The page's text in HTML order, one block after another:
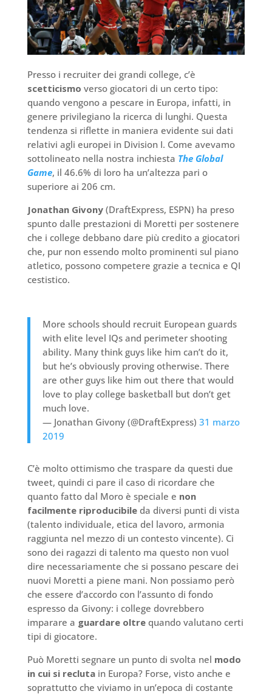
Presso i recruiter dei grandi college, c’è
scetticismo verso giocatori di un certo tipo:
quando vengono a pescare in Europa, infatti, in
genere privilegiano la ricerca di lunghi. Questa
tendenza si riflette in maniera evidente sui dati
relativi agli europei in Division I. Come avevamo
sottolineato nella nostra inchiesta The Global
Game, il 46.6% di loro ha un’altezza pari o
superiore ai 206 cm.
Jonathan Givony(DraftExpress, ESPN) ha preso
spunto dalle prestazioni di Moretti per sostenere
che i college debbano dare più credito a giocatori
che, pur non essendo molto prominenti sul piano
atletico, possono competere grazie a tecnica e QI
cestistico.
More schools should recruit European guards
with elite level IQs and perimeter shooting
ability. Many think guys like him can’t do it,
but he’s obviously proving otherwise. There
are other guys like him out there that would
love to play college basketball but don’t get
much love.
— Jonathan Givony (@DraftExpress) 31 marzo
2019
C’è molto ottimismo che traspare da questi due
tweet, quindi ci pare il caso di ricordare che
quanto fatto dal Moro è speciale e non
facilmente riproducibileda diversi punti di vista
(talento individuale, etica del lavoro, armonia
raggiunta nel mezzo di un contesto vincente). Ci
sono dei ragazzi di talento ma questo non vuol
dire necessariamente che si possano pescare dei
nuovi Moretti a piene mani. Non possiamo però
che essere d’accordo con l’assunto di fondo
espresso da Givony: i college dovrebbero
imparare a guardare oltrequando valutano certi
tipi di giocatore.
Può Moretti segnare un punto di svolta nel modo
in cui si reclutain Europa? Forse, visto anche e
soprattutto che viviamo in un’epoca di costante